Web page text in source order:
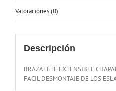
Valoraciones (0)
Descripción
BRAZALETE EXTENSIBLE
FACIL DESMONTAJE DE LOS